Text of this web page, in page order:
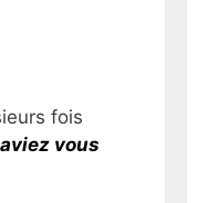
fois
vous